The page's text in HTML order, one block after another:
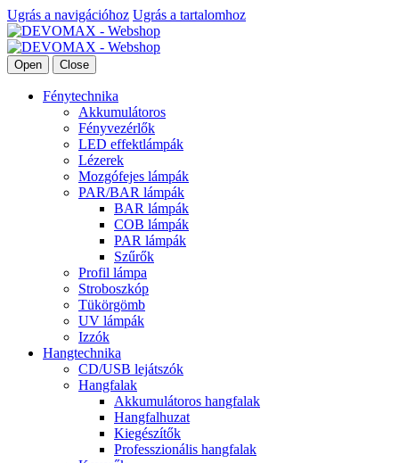
Ugrás a navigációhoz Ugrás a tartalomhoz
Open Close
Fénytechnika
Akkumulátoros
Fényvezérlők
LED effektlámpák
Lézerek
Mozgófejes lámpák
PAR/BAR lámpák
BAR lámpák
COB lámpák
PAR lámpák
Szűrők
Profil lámpa
Stroboszkóp
Tükörgömb
UV lámpák
Izzók
Hangtechnika
CD/USB lejátszók
Hangfalak
Akkumulátoros hangfalak
Hangfalhuzat
Kiegészítők
Professzionális hangfalak